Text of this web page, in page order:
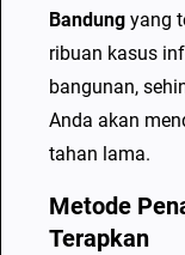
Bandung yang
ribuan kasus
bangunan,
Anda akan
tahan lama.
Metode
Terapkan